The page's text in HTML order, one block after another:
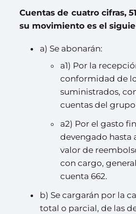
Cuentas de cuatro cifras,
su movimiento es el
a) Se abonarán:
a1) Por la
conformidad de
suministrados,
cuentas del grupo
a2) Por el gasto
devengado hasta
valor de
con cargo,
cuenta 662.
b) Se cargarán por la
total o parcial, de las